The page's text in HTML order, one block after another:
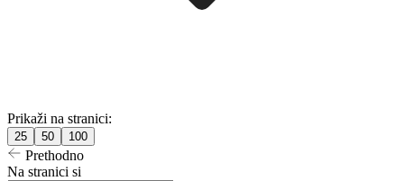
Prikaži na stranici:
25 50 100
Prethodno
Na stranici si